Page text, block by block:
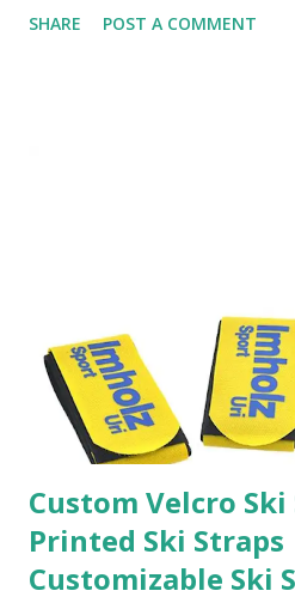
Fächeraufteilung und einfache
bedrucken lassen . Diese
Werbeartikel Pillendose eignet
Kundengeschenk im
gefragt ist die Wochen-
SHARE POST A COMMENT
Custom Velcro
Printed Ski Straps
Customizable Ski